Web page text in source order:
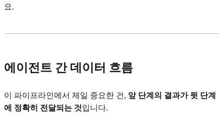
요.
에이전트 간 데이터 흐름
이 파이프라인에서 제일 중요한 건, 앞 단계의 결과가 뒷 단계
에 정확히 전달되는 것입니다.